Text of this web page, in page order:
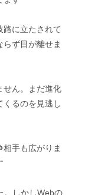
に立たされて
ず目が離せま
せん。まだ進化
るのを見逃し
手も広がりま
。しかしWebの